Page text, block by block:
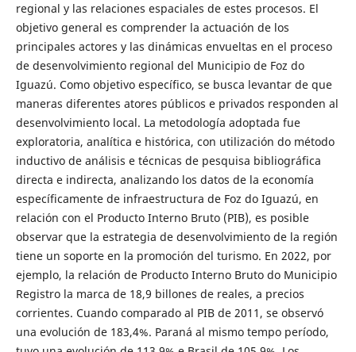
regional y las relaciones espaciales de estes procesos. El
objetivo general es comprender la actuación de los
principales actores y las dinámicas envueltas en el proceso
de desenvolvimiento regional del Municipio de Foz do
Iguazú. Como objetivo específico, se busca levantar de que
maneras diferentes atores públicos e privados responden al
desenvolvimiento local. La metodología adoptada fue
exploratoria, analítica e histórica, con utilización do método
inductivo de análisis e técnicas de pesquisa bibliográfica
directa e indirecta, analizando los datos de la economía
específicamente de infraestructura de Foz do Iguazú, en
relación con el Producto Interno Bruto (PIB), es posible
observar que la estrategia de desenvolvimiento de la región
tiene un soporte en la promoción del turismo. En 2022, por
ejemplo, la relación de Producto Interno Bruto do Municipio
Registro la marca de 18,9 billones de reales, a precios
corrientes. Cuando comparado al PIB de 2011, se observó
una evolución de 183,4%. Paraná al mismo tempo período,